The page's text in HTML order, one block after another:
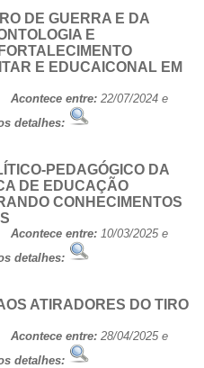
DE GUERRA E DA
E
E EDUCAICONAL EM
Acontece entre: 22/07/2024 e
detalhes:
PEDAGÓGICO DA
DE EDUCAÇÃO
CONHECIMENTOS
Acontece entre: 10/03/2025 e
detalhes:
ATIRADORES DO TIRO
Acontece entre: 28/04/2025 e
detalhes: